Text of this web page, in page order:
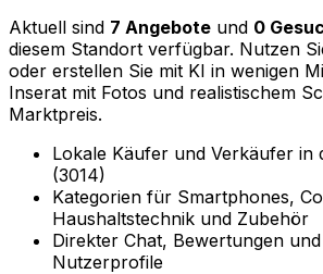
Aktuell sind 7 Angebote und 0
diesem Standort verfügbar. Nutzen
oder erstellen Sie mit KI in wenigen
Inserat mit Fotos und realistischem
Marktpreis.
Lokale Käufer und Verkäufer in
(3014)
Kategorien für Smartphones,
Haushaltstechnik und Zubehör
Direkter Chat, Bewertungen
Nutzerprofile